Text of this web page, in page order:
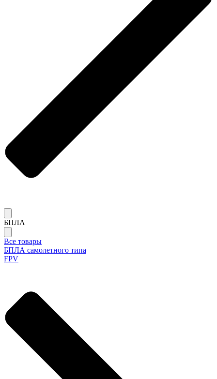
БПЛА
Все товары
БПЛА самолетного типа
FPV